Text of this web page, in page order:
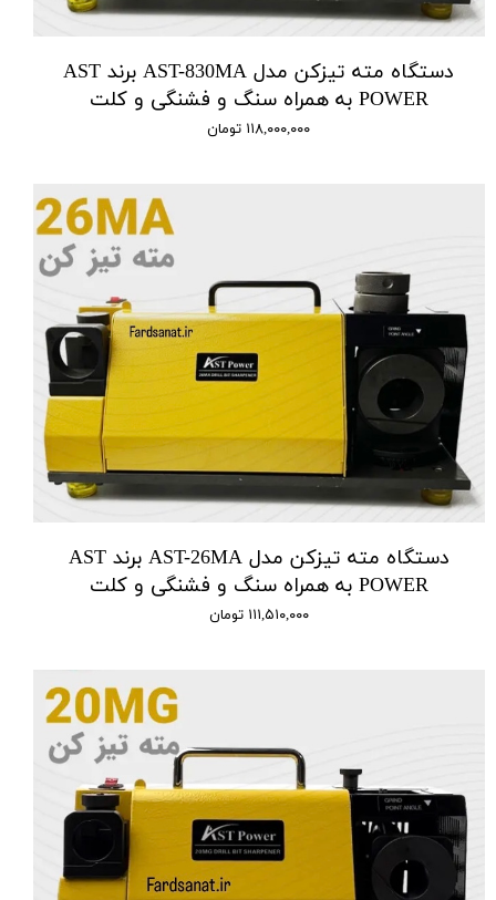
دستگاه مته تیزکن مدل AST-830MA برند AST
POWER به همراه سنگ و فشنگی و کلت
۱۱۸,۰۰۰,۰۰۰ تومان
دستگاه مته تیزکن مدل AST-26MA برند AST
POWER به همراه سنگ و فشنگی و کلت
۱۱۱,۵۱۰,۰۰۰ تومان